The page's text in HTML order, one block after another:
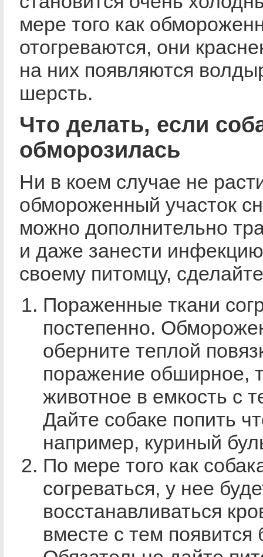
мере того как
отогреваются, они
на них появляются
шерсть.
Что делать, если
обморозилась
Ни в коем случае не
обмороженный участок
можно дополнительно
и даже занести
своему питомцу,
Пораженные ткани
постепенно.
оберните теплой
поражение обширное,
животное в емкость с
Дайте собаке попить
например, куриный
По мере того как
согреваться, у нее
восстанавливаться
вместе с тем появится